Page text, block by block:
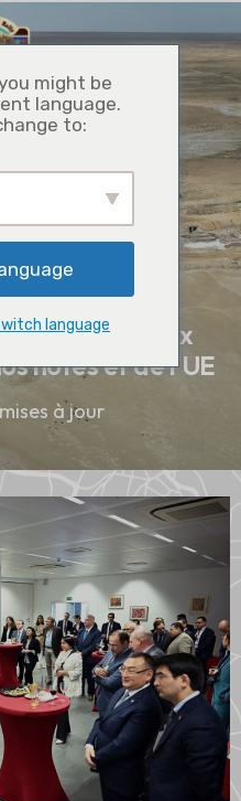
AU RALLYE
Rally aux
hôtes et de l'UE
à jour
might be
language.
to:
language